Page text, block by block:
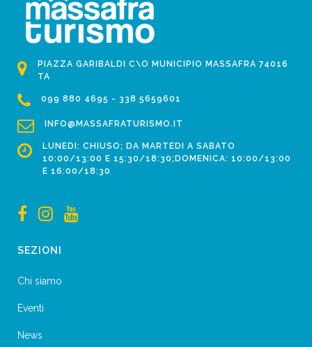
PIAZZA GARIBALDI C\O MUNICIPIO MASSAFRA 74016
TA
099 880 4695 - 338 5659601
INFO@MASSAFRATURISMO.IT
LUNEDI: CHIUSO; DA MARTEDI A SABATO
10:00/13:00 E 15:30/18:30;DOMENICA: 10:00/13:00
E 16:00/18:30
SEZIONI
Chi siamo
Eventi
News